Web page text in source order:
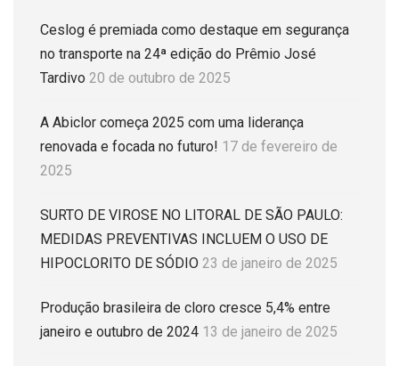
Ceslog é premiada como destaque em segurança
no transporte na 24ª edição do Prêmio José
Tardivo 20 de outubro de 2025
A Abiclor começa 2025 com uma liderança
renovada e focada no futuro! 17 de fevereiro de
2025
SURTO DE VIROSE NO LITORAL DE SÃO PAULO:
MEDIDAS PREVENTIVAS INCLUEM O USO DE
HIPOCLORITO DE SÓDIO 23 de janeiro de 2025
Produção brasileira de cloro cresce 5,4% entre
janeiro e outubro de 2024 13 de janeiro de 2025